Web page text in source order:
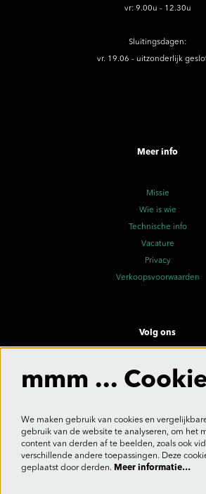
vr: 9.00u - 12.30u
Sluitingsdagen:
vr. 19.06 - uitzonderlijk
Meer info
Missie
Wie is wie
Technische info
Vacature
Privacy
Verkoopsvoorwaarden
Volg ons
Aanmelden
mmm ...
We maken gebruik van cookies en
gebruik van de website te analyseren, om het
content van derden af te beelden, zoals ook
verschillende andere toepassingen. Deze
geplaatst door derden. Meer informatie…